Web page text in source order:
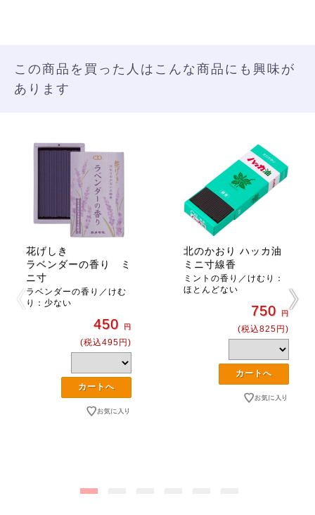
この商品を買った人はこんな商品にも興味が
あります
花げしき
ラベンダーの香り ミ
ニ寸
ラベンダーの香り／けむ
り：少ない
450 円
(税込495円)
北のかおり ハッカ油
ミニ寸線香
ミントの香り／けむり：
ほとんどない
750 円
(税込825円)